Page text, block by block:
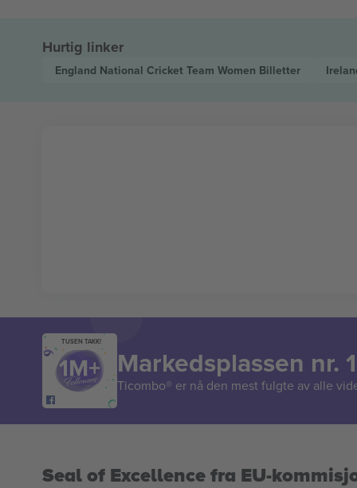
Hurtig linker
England National Cricket Team Women Billetter
TUSEN TAKK!
Markedsplassen nr.
Ticombo® er nå den mest fulgte av alle
Seal of Excellence fra EU-